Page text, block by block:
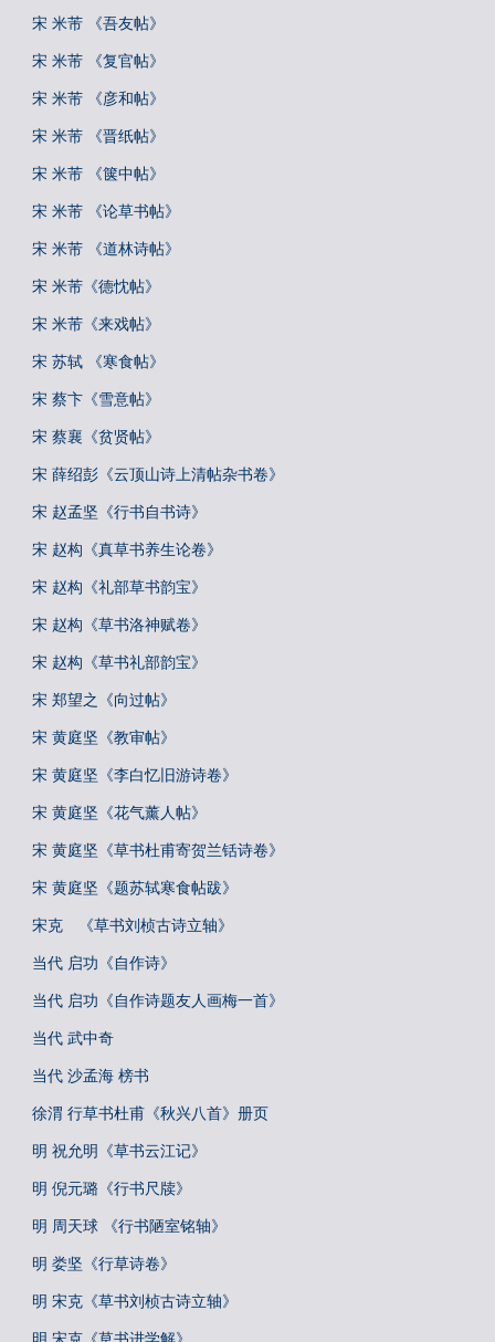
宋 米芾 《吾友帖》
宋 米芾 《复官帖》
宋 米芾 《彦和帖》
宋 米芾 《晋纸帖》
宋 米芾 《箧中帖》
宋 米芾 《论草书帖》
宋 米芾 《道林诗帖》
宋 米芾《德忱帖》
宋 米芾《来戏帖》
宋 苏轼 《寒食帖》
宋 蔡卞《雪意帖》
宋 蔡襄《贫贤帖》
宋 薛绍彭《云顶山诗上清帖杂书卷》
宋 赵孟坚《行书自书诗》
宋 赵构《真草书养生论卷》
宋 赵构《礼部草书韵宝》
宋 赵构《草书洛神赋卷》
宋 赵构《草书礼部韵宝》
宋 郑望之《向过帖》
宋 黄庭坚《教审帖》
宋 黄庭坚《李白忆旧游诗卷》
宋 黄庭坚《花气薰人帖》
宋 黄庭坚《草书杜甫寄贺兰铦诗卷》
宋 黄庭坚《题苏轼寒食帖跋》
宋克 《草书刘桢古诗立轴》
当代 启功《自作诗》
当代 启功《自作诗题友人画梅一首》
当代 武中奇
当代 沙孟海 榜书
徐渭 行草书杜甫《秋兴八首》册页
明 祝允明《草书云江记》
明 倪元璐《行书尺牍》
明 周天球 《行书陋室铭轴》
明 娄坚《行草诗卷》
明 宋克《草书刘桢古诗立轴》